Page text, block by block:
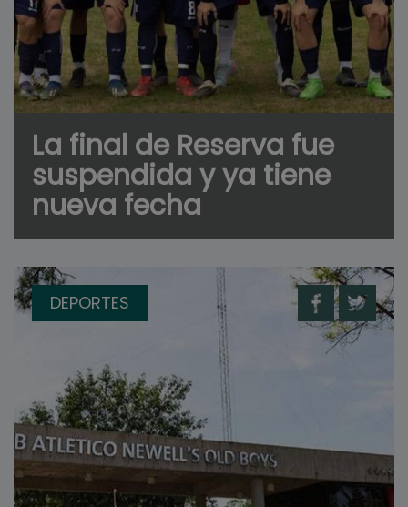
La final de Reserva fue
suspendida y ya tiene
nueva fecha
DEPORTES